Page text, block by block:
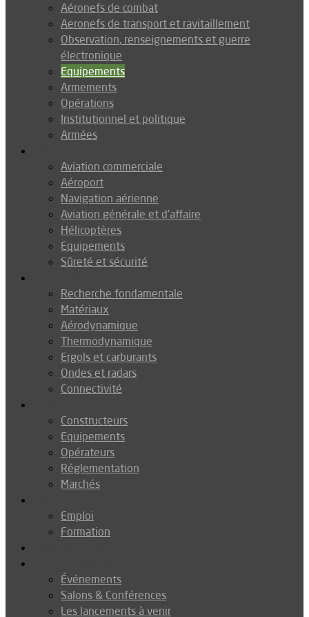
Aéronefs de combat
Aeronefs de transport et ravitaillement
Observation, renseignements et guerre
électronique
Equipements
Armements
Opérations
Institutionnel et politique
Armées
Aviation commerciale
Aéroport
Navigation aérienne
Aviation générale et d’affaire
Hélicoptères
Equipements
Sûreté et sécurité
Recherche fondamentale
Matériaux
Aérodynamique
Thermodynamique
Ergols et carburants
Ondes et radars
Connectivité
Constructeurs
Equipements
Opérateurs
Réglementation
Marchés
Emploi
Formation
Événements
Salons & Conférences
Les lancements à venir